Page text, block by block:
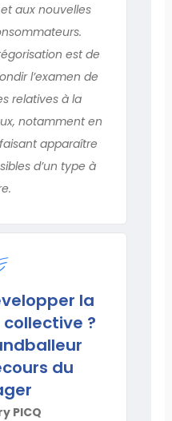
aux nouvelles
est de
l’examen de
relatives à la
notamment en
apparaître
d’un type à
la
?
du
PICQ